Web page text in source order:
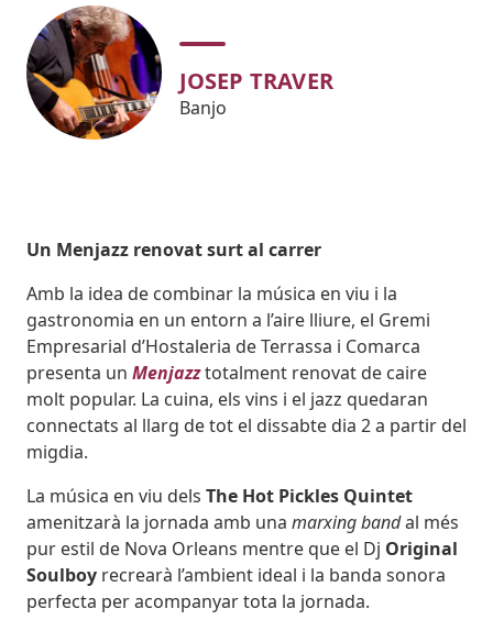
JOSEP TRAVER
Banjo
Body
Un Menjazz renovat surt al carrer
Amb la idea de combinar la música en viu i la
gastronomia en un entorn a l’aire lliure, el Gremi
Empresarial d’Hostaleria de Terrassa i Comarca
presenta un Menjazztotalment renovat de caire
molt popular. La cuina, els vins i el jazz quedaran
connectats al llarg de tot el dissabte dia 2 a partir del
migdia.
La música en viu dels The Hot Pickles Quintet
amenitzarà la jornada amb una marxing bandal més
pur estil de Nova Orleans mentre que el Dj Original
Soulboy recrearà l’ambient ideal i la banda sonora
perfecta per acompanyar tota la jornada.